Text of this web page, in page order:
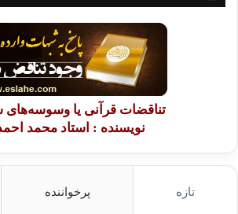
تناقضات قرآنی یا وسوسه‌های
نویسنده : استاد محمد
تازه پرخواننده